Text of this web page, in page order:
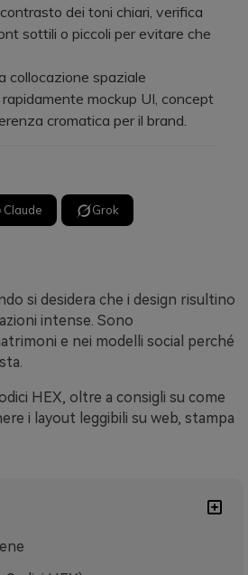
dei toni chiari, verifica
sottili o piccoli per evitare che
collocazione spaziale
mockup UI, concept
cromatica per il brand.
Claude Grok
si desidera che i design risultino
intense. Sono
e nei modelli social perché
HEX, oltre a consigli su come
i layout leggibili su web, stampa